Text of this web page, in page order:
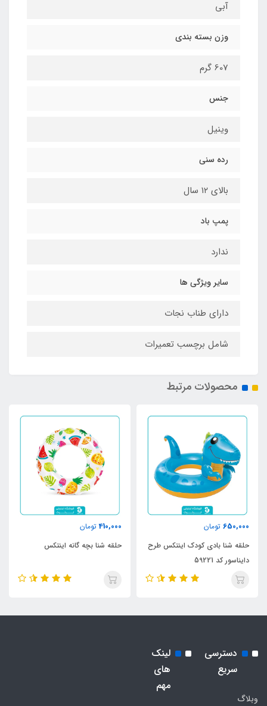
آبی
وزن بسته بندی
607 گرم
جنس
وینیل
رده سنی
بالای ۱۲ سال
پمپ باد
ندارد
سایر ویژگی ها
دارای طناب نجات
شامل برچسب تعمیرات
محصولات مرتبط
650,000 تومان
حلقه شنا بادی کودک اینتکس طرح
دایناسور کد 59221
410,000 تومان
حلقه شنا بچه گانه اینتکس
دسترسی
سریع
وبلاگ
لینک
های
مهم